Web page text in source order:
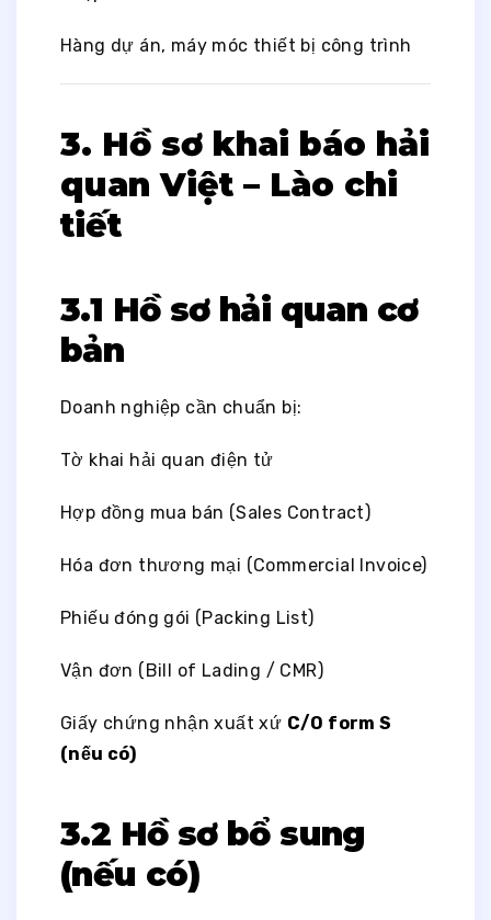
Hàng dự án, máy móc thiết bị công trình
3. Hồ sơ khai báo hải
quan Việt – Lào chi
tiết
3.1 Hồ sơ hải quan cơ
bản
Doanh nghiệp cần chuẩn bị:
Tờ khai hải quan điện tử
Hợp đồng mua bán (Sales Contract)
Hóa đơn thương mại (Commercial Invoice)
Phiếu đóng gói (Packing List)
Vận đơn (Bill of Lading / CMR)
Giấy chứng nhận xuất xứ C/O form S
(nếu có)
3.2 Hồ sơ bổ sung
(nếu có)